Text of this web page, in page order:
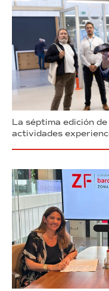
La séptima edición
actividades